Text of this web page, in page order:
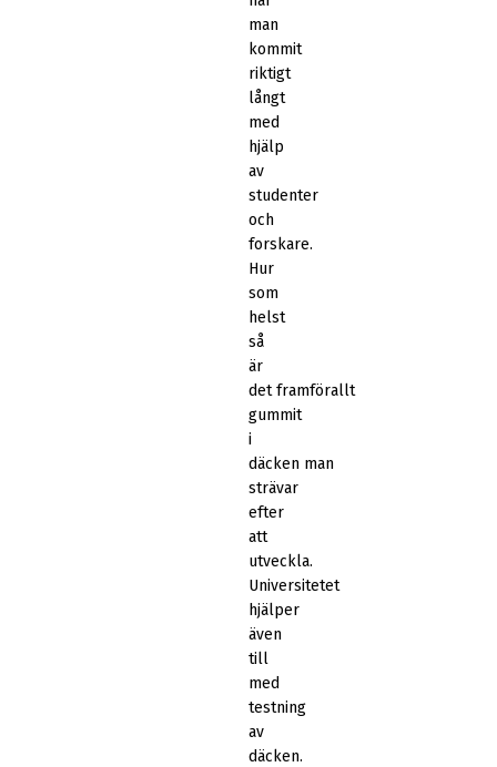
man
kommit
riktigt
långt
med
hjälp
av
studenter
och
forskare.
Hur
som
helst
så
är
det framförallt
gummit
i
däcken man
strävar
efter
att
utveckla.
Universitetet
hjälper
även
till
med
testning
av
däcken.